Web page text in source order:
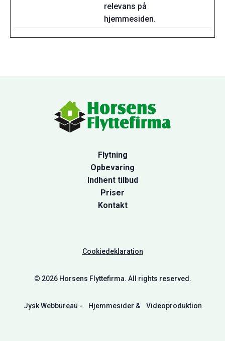
relevans på
hjemmesiden.
Flytning
Opbevaring
Indhent tilbud
Priser
Kontakt
Jysk Webbureau - Hjemmesider & Videoproduktion
© 2026 Horsens Flyttefirma. All rights reserved.
Cookiedeklaration